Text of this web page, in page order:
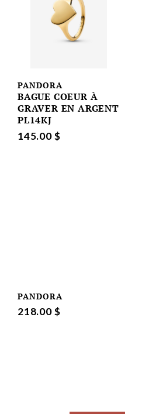
PANDORA
BAGUE COEUR À
GRAVER EN ARGENT
PL14KJ
145.00 $
PANDORA
218.00 $